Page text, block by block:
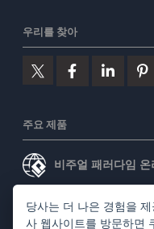
우리를 찾아
주요 제품
비주얼 패러다임 온
비주얼 패러다임 데
당사는 더 나은 경험을
사 웹사이트를 방문하면